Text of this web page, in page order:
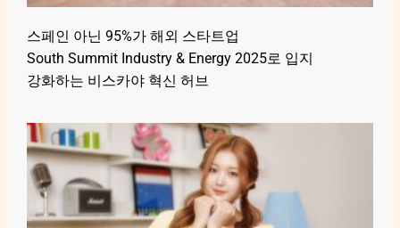
스페인 아닌 95%가 해외 스타트업
South Summit Industry & Energy 2025로 입지
강화하는 비스카야 혁신 허브